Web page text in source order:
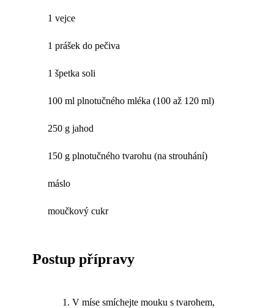
1 vejce
1 prášek do pečiva
1 špetka soli
100 ml plnotučného mléka (100 až 120 ml)
250 g jahod
150 g plnotučného tvarohu (na strouhání)
máslo
moučkový cukr
Postup přípravy
V míse smíchejte mouku s tvarohem,